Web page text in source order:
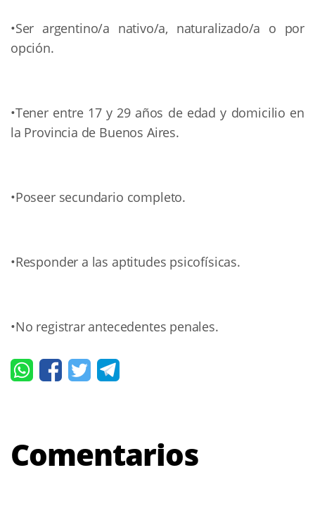
•Ser argentino/a nativo/a, naturalizado/a o por
opción.
•Tener entre 17 y 29 años de edad y domicilio en
la Provincia de Buenos Aires.
•Poseer secundario completo.
•Responder a las aptitudes psicofísicas.
•No registrar antecedentes penales.
Comentarios